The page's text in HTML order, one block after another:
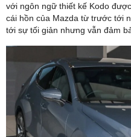
với ngôn ngữ thiết kế Kodo
cái hồn của Mazda từ trước tới
tới sự tối giản nhưng vẫn đảm